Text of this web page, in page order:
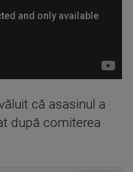
că asasinul a
după comiterea